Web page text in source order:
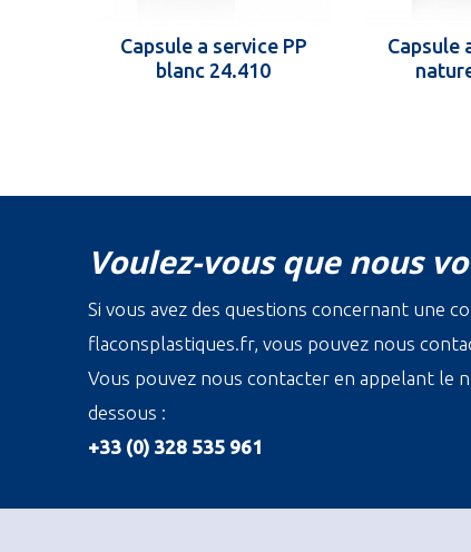
Capsule a service PP
blanc 24.410
Capsule
Voulez-vous que nous
Si vous avez des questions concernant une
flaconsplastiques.fr, vous pouvez nous
Vous pouvez nous contacter en appelant le
dessous :
+33 (0) 328 535 961